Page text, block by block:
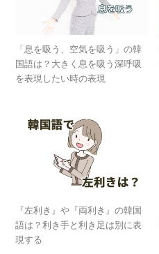
「息を吸う、空気を吸う」の韓
国語は？大きく息を吸う深呼吸
を表現したい時の表現
『左利き』や『両利き』の韓国
語は？利き手と利き足は別に表
現する